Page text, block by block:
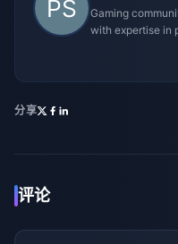
Gaming
with expertise in
分享
评论